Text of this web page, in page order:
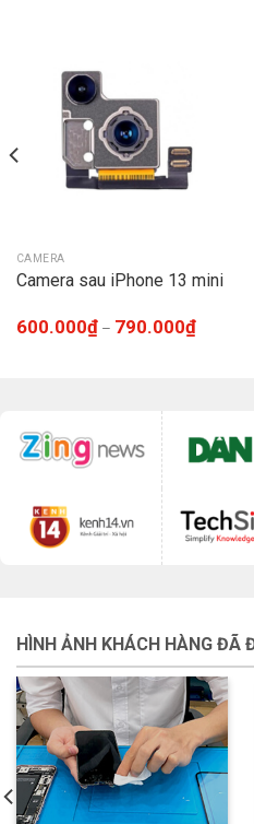
CAMERA
Camera sau iPhone 13 mini
600.000₫– 790.000₫
HÌNH ẢNH KHÁCH HÀNG ĐÃ